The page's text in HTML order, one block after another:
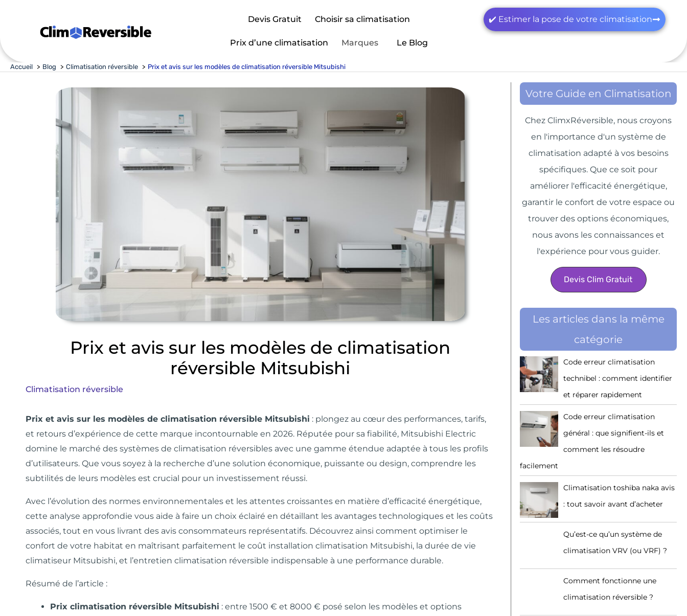
Devis Gratuit Choisir sa climatisation
Prix d’une climatisation Marques Le Blog
✔️ Estimer la pose de votre climatisation
Accueil Blog Climatisation réversible Prix et avis sur les modèles de climatisation réversible Mitsubishi
Prix et avis sur les modèles de climatisation
réversible Mitsubishi
Climatisation réversible
Prix et avis sur les modèles de climatisation réversible Mitsubishi : plongez au cœur des performances, tarifs,
et retours d’expérience de cette marque incontournable en 2026. Réputée pour sa fiabilité, Mitsubishi Electric
domine le marché des systèmes de climatisation réversibles avec une gamme étendue adaptée à tous les profils
d’utilisateurs. Que vous soyez à la recherche d’une solution économique, puissante ou design, comprendre les
subtilités de leurs modèles est crucial pour un investissement réussi.
Avec l’évolution des normes environnementales et les attentes croissantes en matière d’efficacité énergétique,
cette analyse approfondie vous aide à faire un choix éclairé en détaillant les avantages technologiques et les coûts
associés, tout en vous livrant des avis consommateurs représentatifs. Découvrez ainsi comment optimiser le
confort de votre habitat en maîtrisant parfaitement le coût installation climatisation Mitsubishi, la durée de vie
climatiseur Mitsubishi, et l’entretien climatisation réversible indispensable à une performance durable.
Résumé de l’article :
Prix climatisation réversible Mitsubishi : entre 1500 € et 8000 € posé selon les modèles et options
Votre Guide en Climatisation
Chez ClimxRéversible, nous croyons
en l'importance d'un système de
climatisation adapté à vos besoins
spécifiques. Que ce soit pour
améliorer l'efficacité énergétique,
garantir le confort de votre espace ou
trouver des options économiques,
nous avons les connaissances et
l'expérience pour vous guider.
Devis Clim Gratuit
Les articles dans la même
catégorie
Code erreur climatisation
technibel : comment identifier
et réparer rapidement
Code erreur climatisation
général : que signifient-ils et
comment les résoudre
facilement
Climatisation toshiba naka avis
: tout savoir avant d’acheter
Qu’est-ce qu’un système de
climatisation VRV (ou VRF) ?
Comment fonctionne une
climatisation réversible ?